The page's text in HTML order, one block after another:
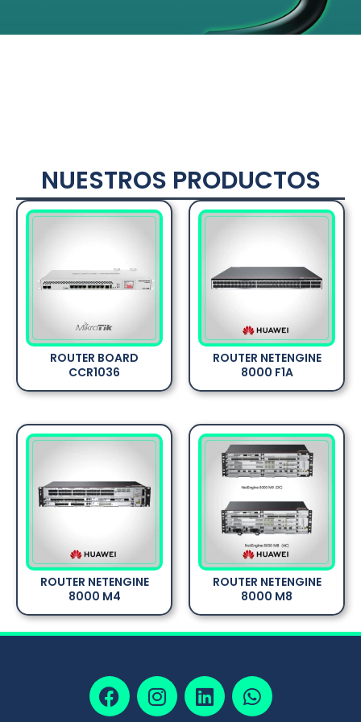
NUESTROS PRODUCTOS
ROUTER BOARD
CCR1036
ROUTER NETENGINE
8000 F1A
ROUTER NETENGINE
8000 M4
ROUTER NETENGINE
8000 M8
F
a
I
n
L
i
W
h